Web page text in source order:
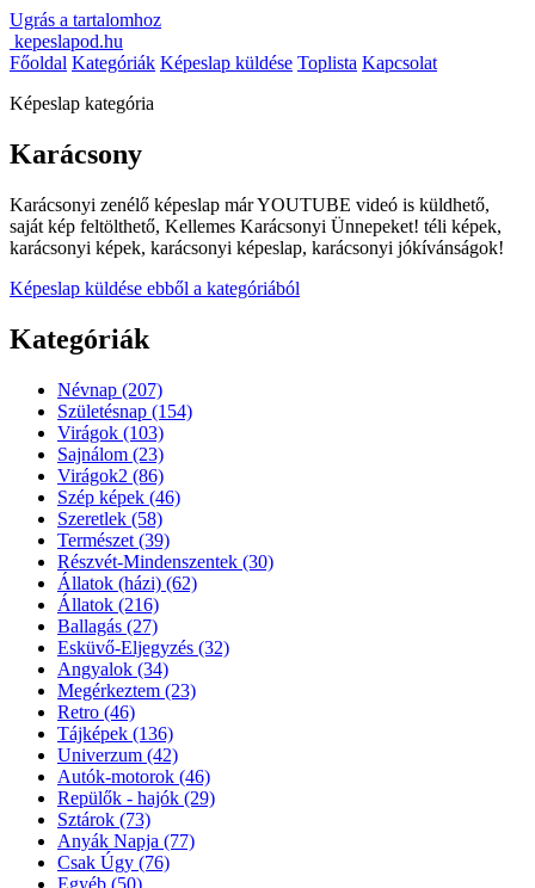
Ugrás a tartalomhoz
kepeslapod.hu
Főoldal Kategóriák Képeslap küldése Toplista Kapcsolat
Képeslap kategória
Karácsony
Karácsonyi zenélő képeslap már YOUTUBE videó is küldhető,
saját kép feltölthető, Kellemes Karácsonyi Ünnepeket! téli képek,
karácsonyi képek, karácsonyi képeslap, karácsonyi jókívánságok!
Képeslap küldése ebből a kategóriából
Kategóriák
Névnap (207)
Születésnap (154)
Virágok (103)
Sajnálom (23)
Virágok2 (86)
Szép képek (46)
Szeretlek (58)
Természet (39)
Részvét-Mindenszentek (30)
Állatok (házi) (62)
Állatok (216)
Ballagás (27)
Esküvő-Eljegyzés (32)
Angyalok (34)
Megérkeztem (23)
Retro (46)
Tájképek (136)
Univerzum (42)
Autók-motorok (46)
Repülők - hajók (29)
Sztárok (73)
Anyák Napja (77)
Csak Úgy (76)
Egyéb (50)